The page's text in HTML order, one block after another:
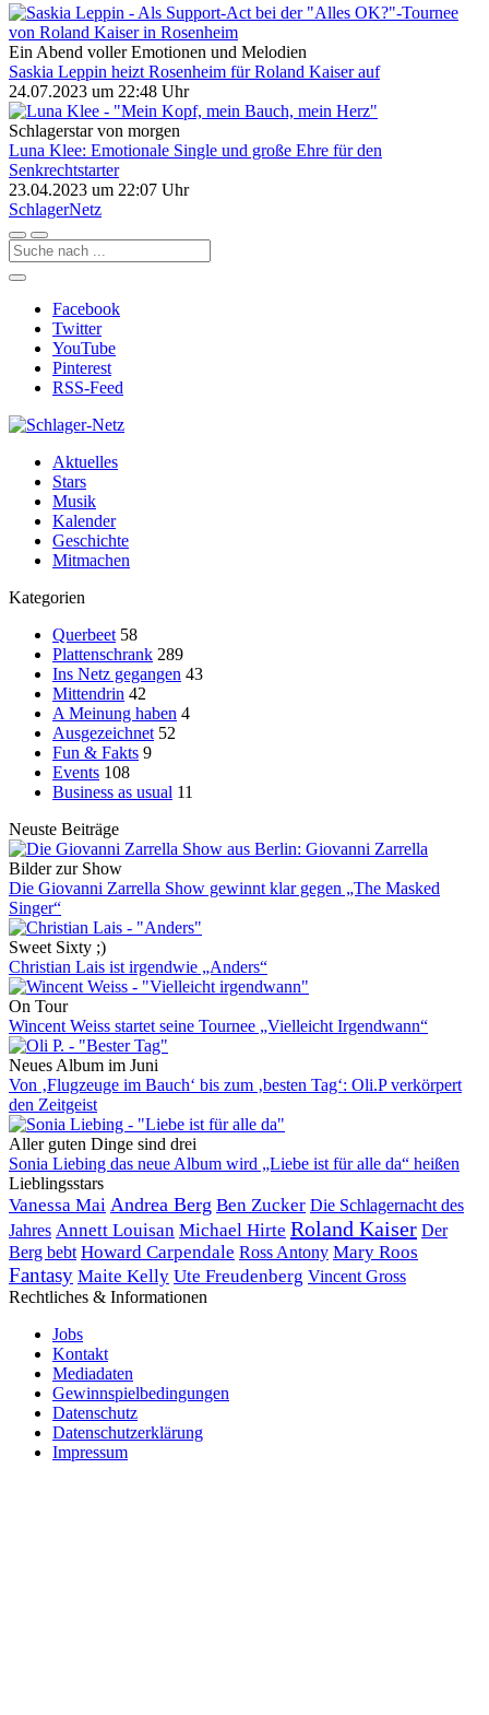
Ein Abend voller Emotionen und Melodien
Saskia Leppin heizt Rosenheim für Roland Kaiser auf
24.07.2023 um 22:48 Uhr
Schlagerstar von morgen
Luna Klee: Emotionale Single und große Ehre für den
Senkrechtstarter
23.04.2023 um 22:07 Uhr
SchlagerNetz
Facebook
Twitter
YouTube
Pinterest
RSS-Feed
Aktuelles
Stars
Musik
Kalender
Geschichte
Mitmachen
Kategorien
Querbeet 58
Plattenschrank 289
Ins Netz gegangen 43
Mittendrin 42
A Meinung haben 4
Ausgezeichnet 52
Fun & Fakts 9
Events 108
Business as usual 11
Neuste Beiträge
Bilder zur Show
Die Giovanni Zarrella Show gewinnt klar gegen „The Masked
Singer“
Sweet Sixty ;)
Christian Lais ist irgendwie „Anders“
On Tour
Wincent Weiss startet seine Tournee „Vielleicht Irgendwann“
Neues Album im Juni
Von ‚Flugzeuge im Bauch‘ bis zum ‚besten Tag‘: Oli.P verkörpert
den Zeitgeist
Aller guten Dinge sind drei
Sonia Liebing das neue Album wird „Liebe ist für alle da“ heißen
Lieblingsstars
Vanessa Mai Andrea Berg Ben Zucker Die Schlagernacht des
Jahres Annett Louisan Michael Hirte Roland Kaiser Der
Berg bebt Howard Carpendale Ross Antony Mary Roos
Fantasy Maite Kelly Ute Freudenberg Vincent Gross
Rechtliches & Informationen
Jobs
Kontakt
Mediadaten
Gewinnspielbedingungen
Datenschutz
Datenschutzerklärung
Impressum